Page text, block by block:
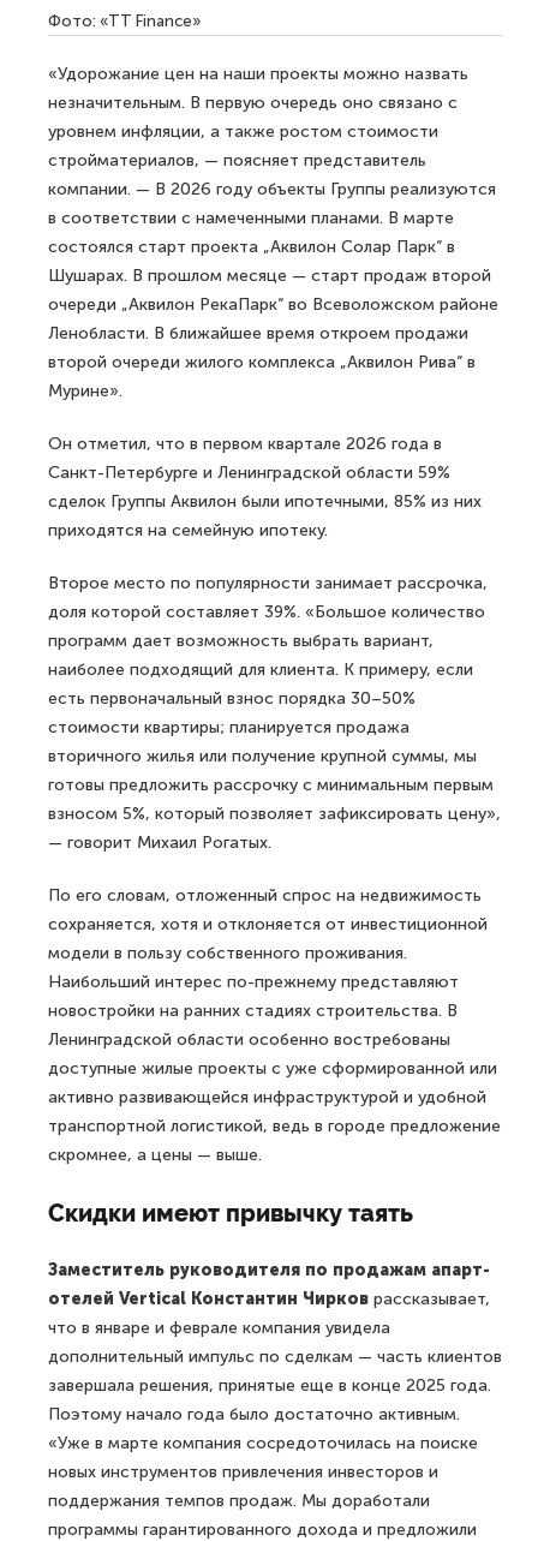
Фото: «TT Finance»
«Удорожание цен на наши проекты можно назвать
незначительным. В первую очередь оно связано с
уровнем инфляции, а также ростом стоимости
стройматериалов, — поясняет представитель
компании. — В 2026 году объекты Группы реализуются
в соответствии с намеченными планами. В марте
состоялся старт проекта „Аквилон Солар Парк“ в
Шушарах. В прошлом месяце — старт продаж второй
очереди „Аквилон РекаПарк“ во Всеволожском районе
Ленобласти. В ближайшее время откроем продажи
второй очереди жилого комплекса „Аквилон Рива“ в
Мурине».
Он отметил, что в первом квартале 2026 года в
Санкт-Петербурге и Ленинградской области 59%
сделок Группы Аквилон были ипотечными, 85% из них
приходятся на семейную ипотеку.
Второе место по популярности занимает рассрочка,
доля которой составляет 39%. «Большое количество
программ дает возможность выбрать вариант,
наиболее подходящий для клиента. К примеру, если
есть первоначальный взнос порядка 30–50%
стоимости квартиры; планируется продажа
вторичного жилья или получение крупной суммы, мы
готовы предложить рассрочку с минимальным первым
взносом 5%, который позволяет зафиксировать цену»,
— говорит Михаил Рогатых.
По его словам, отложенный спрос на недвижимость
сохраняется, хотя и отклоняется от инвестиционной
модели в пользу собственного проживания.
Наибольший интерес по-прежнему представляют
новостройки на ранних стадиях строительства. В
Ленинградской области особенно востребованы
доступные жилые проекты с уже сформированной или
активно развивающейся инфраструктурой и удобной
транспортной логистикой, ведь в городе предложение
скромнее, а цены — выше.
Скидки имеют привычку таять
Заместитель руководителя по продажам апарт-
отелей Vertical Константин Чирков рассказывает,
что в январе и феврале компания увидела
дополнительный импульс по сделкам — часть клиентов
завершала решения, принятые еще в конце 2025 года.
Поэтому начало года было достаточно активным.
«Уже в марте компания сосредоточилась на поиске
новых инструментов привлечения инвесторов и
поддержания темпов продаж. Мы доработали
программы гарантированного дохода и предложили